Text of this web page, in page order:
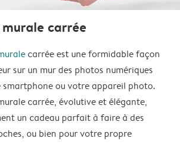
carrée
carrée est une formidable façon
sur un mur des photos numériques
smartphone ou votre appareil photo.
carrée, évolutive et élégante,
un cadeau parfait à faire à des
ou bien pour votre propre